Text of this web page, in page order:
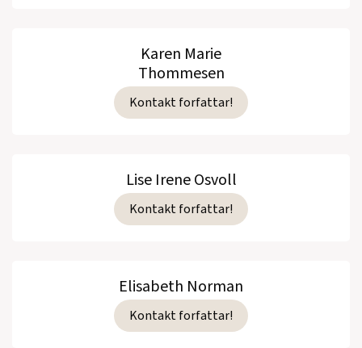
Karen Marie
Thommesen
Kontakt forfattar!
Lise Irene Osvoll
Kontakt forfattar!
Elisabeth Norman
Kontakt forfattar!